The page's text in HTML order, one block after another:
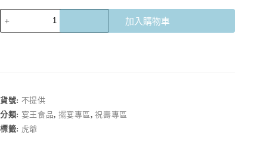
數
量
加入購物車
貨號: 不提供
分類: 宴王食品, 擺宴專區,祝壽專區
標籤: 虎爺